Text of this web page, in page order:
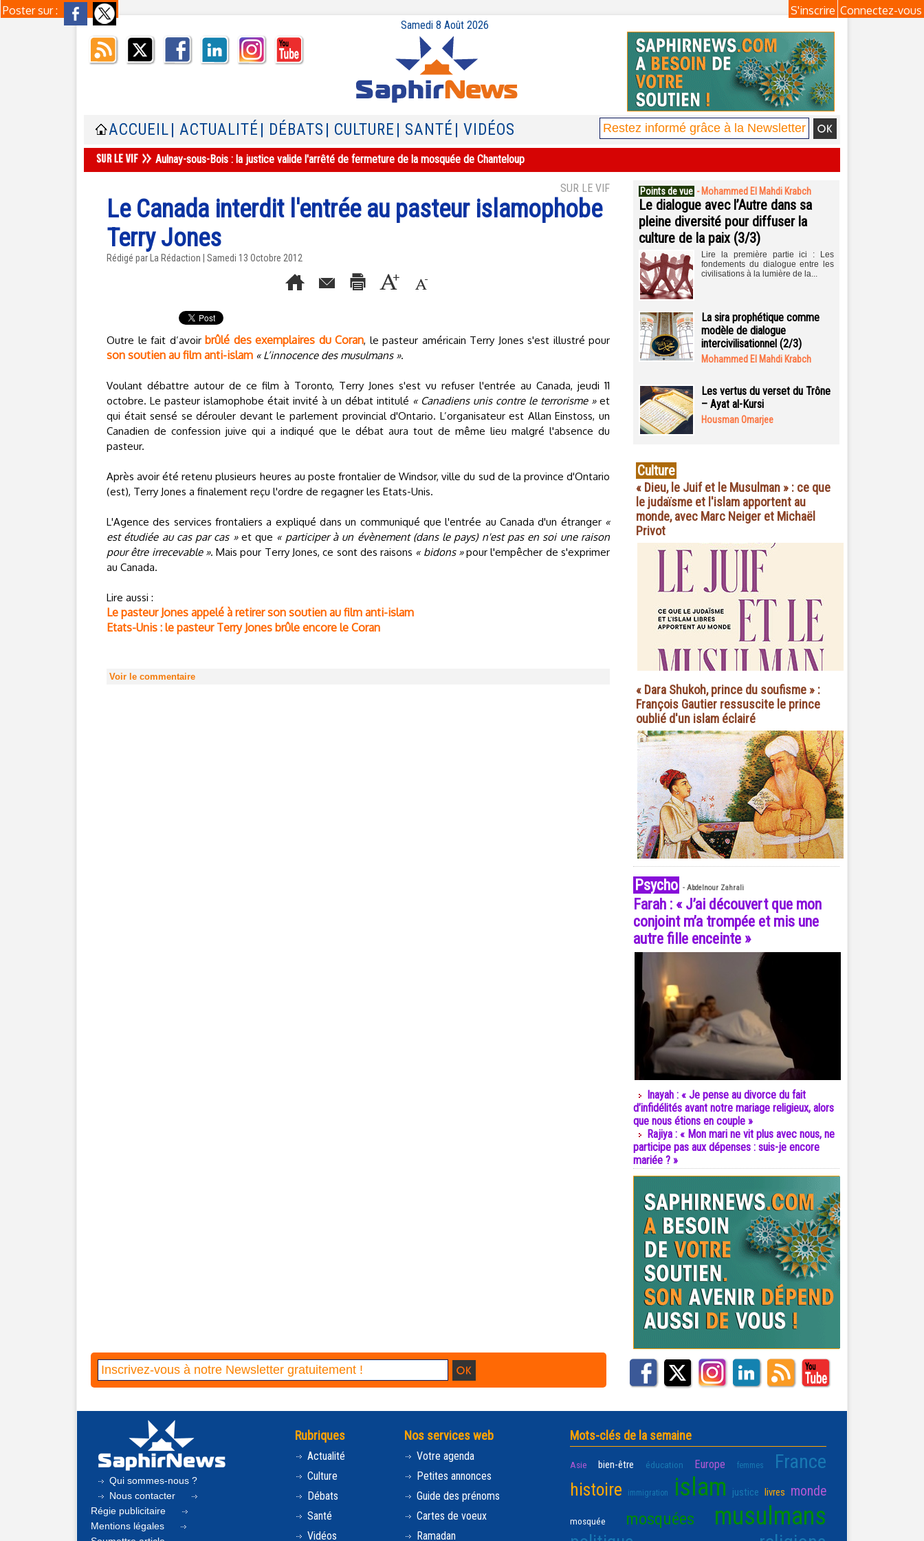
Poster sur : Connectez-vous
S'inscrire
Samedi 8 Août 2026
ACCUEIL | ACTUALITÉ | DÉBATS | CULTURE | SANTÉ | VIDÉOS
Aulnay-sous-Bois : la justice valide l'arrêté de fermeture de la mosquée de Chanteloup
SUR LE VIF
Le Canada interdit l'entrée au pasteur islamophobe
Terry Jones
Rédigé par La Rédaction | Samedi 13 Octobre 2012
Outre le fait d’avoir brûlé des exemplaires du Coran, le pasteur américain Terry Jones s'est illustré pour
son soutien au film anti-islam « L’innocence des musulmans ».
Voulant débattre autour de ce film à Toronto, Terry Jones s'est vu refuser l'entrée au Canada, jeudi 11
octobre. Le pasteur islamophobe était invité à un débat intitulé « Canadiens unis contre le terrorisme »et
qui était sensé se dérouler devant le parlement provincial d'Ontario. L’organisateur est Allan Einstoss, un
Canadien de confession juive qui a indiqué que le débat aura tout de même lieu malgré l'absence du
pasteur.
Après avoir été retenu plusieurs heures au poste frontalier de Windsor, ville du sud de la province d'Ontario
(est), Terry Jones a finalement reçu l'ordre de regagner les Etats-Unis.
L'Agence des services frontaliers a expliqué dans un communiqué que l'entrée au Canada d'un étranger «
est étudiée au cas par cas »et que « participer à un évènement (dans le pays) n'est pas en soi une raison
pour être irrecevable ». Mais pour Terry Jones, ce sont des raisons « bidons »pour l'empêcher de s'exprimer
au Canada.
Lire aussi :
Le pasteur Jones appelé à retirer son soutien au film anti-islam
Etats-Unis : le pasteur Terry Jones brûle encore le Coran
Voir le commentaire
Points de vue - Mohammed El Mahdi Krabch
Le dialogue avec l’Autre dans sa
pleine diversité pour diffuser la
culture de la paix (3/3)
Lire la première partie ici : Les
fondements du dialogue entre les
civilisations à la lumière de la...
La sira prophétique comme
modèle de dialogue
intercivilisationnel (2/3)
Mohammed El Mahdi Krabch
Les vertus du verset du Trône
– Ayat al-Kursi
Housman Omarjee
Culture
« Dieu, le Juif et le Musulman » : ce que
le judaïsme et l'islam apportent au
monde, avec Marc Neiger et Michaël
Privot
« Dara Shukoh, prince du soufisme » :
François Gautier ressuscite le prince
oublié d'un islam éclairé
Psycho - Abdelnour Zahrali
Farah : « J’ai découvert que mon
conjoint m’a trompée et mis une
autre fille enceinte »
Inayah : « Je pense au divorce du fait
d’infidélités avant notre mariage religieux, alors
que nous étions en couple »
Rajiya : « Mon mari ne vit plus avec nous, ne
participe pas aux dépenses : suis-je encore
mariée ? »
Qui sommes-nous ?
Nous contacter
Régie publicitaire
Mentions légales
Rubriques
Actualité
Culture
Débats
Santé
Vidéos
Nos services web
Votre agenda
Petites annonces
Guide des prénoms
Cartes de voeux
Ramadan
Mots-clés de la semaine
Asie bien-être éducation Europe femmes France
histoire immigration islam justice livres monde
mosquée mosquées musulmans